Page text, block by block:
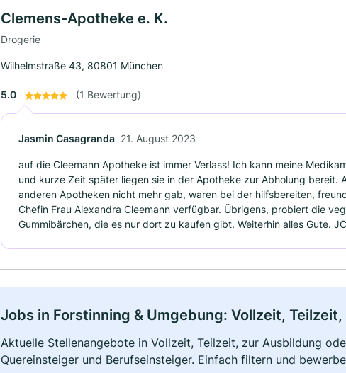
Clemens-Apotheke e. K.
Drogerie
Wilhelmstraße 43, 80801 München
5.0 (1 Bewertung)
Jasmin Casagranda 21. August 2023
auf die Cleemann Apotheke ist immer Verlass! Ich kann meine
und kurze Zeit später liegen sie in der Apotheke zur Abholung bereit.
anderen Apotheken nicht mehr gab, waren bei der hilfsbereiten,
Chefin Frau Alexandra Cleemann verfügbar. Übrigens, probiert die
Gummibärchen, die es nur dort zu kaufen gibt. Weiterhin alles Gute. JC
Jobs in Forstinning & Umgebung: Vollzeit,
Aktuelle Stellenangebote in Vollzeit, Teilzeit, zur Ausbildung
Quereinsteiger und Berufseinsteiger. Einfach filtern und